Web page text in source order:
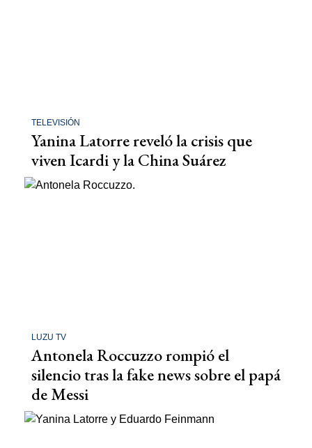
TELEVISIÓN
Yanina Latorre reveló la crisis que
viven Icardi y la China Suárez
LUZU TV
Antonela Roccuzzo rompió el
silencio tras la fake news sobre el papá
de Messi